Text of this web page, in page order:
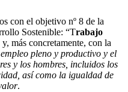
con el objetivo nº 8 de la
Sostenible: “Trabajo
y, más concretamente, con la
pleno y productivo y el
y los hombres, incluidos los
así como la igualdad de
.